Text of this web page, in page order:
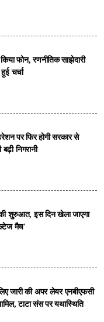
फोन, रणनीतिक साझेदारी
चर्चा
पर फिर होगी सरकार से
निगरानी
शुरुआत, इस दिन खेला जाएगा
मैच'
जारी की अपर लेयर एनबीएफसी
टाटा संस पर यथास्थिति